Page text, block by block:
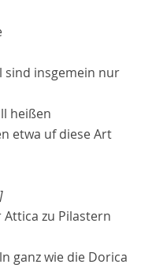
sind insgemein nur
heißen
etwa uf diese Art
Attica zu Pilastern
ganz wie die Dorica